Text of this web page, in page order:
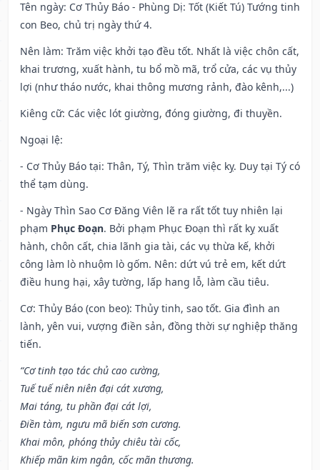
Tên ngày: Cơ Thủy Báo - Phùng Dị: Tốt (Kiết Tú) Tướng tinh
con Beo, chủ trị ngày thứ 4.
Nên làm: Trăm việc khởi tạo đều tốt. Nhất là việc chôn cất,
khai trương, xuất hành, tu bổ mồ mã, trổ cửa, các vụ thủy
lợi (như tháo nước, khai thông mương rảnh, đào kênh,...)
Kiêng cữ: Các việc lót giường, đóng giường, đi thuyền.
Ngoại lệ:
- Cơ Thủy Báo tại: Thân, Tý, Thìn trăm việc kỵ. Duy tại Tý có
thể tạm dùng.
- Ngày Thìn Sao Cơ Đăng Viên lẽ ra rất tốt tuy nhiên lại
phạm Phục Đoạn. Bởi phạm Phục Đoạn thì rất kỵ xuất
hành, chôn cất, chia lãnh gia tài, các vụ thừa kế, khởi
công làm lò nhuộm lò gốm. Nên: dứt vú trẻ em, kết dứt
điều hung hại, xây tường, lấp hang lỗ, làm cầu tiêu.
Cơ: Thủy Báo (con beo): Thủy tinh, sao tốt. Gia đình an
lành, yên vui, vượng điền sản, đồng thời sự nghiệp thăng
tiến.
“Cơ tinh tạo tác chủ cao cường,
Tuế tuế niên niên đại cát xương,
Mai táng, tu phần đại cát lợi,
Điền tàm, ngưu mã biến sơn cương.
Khai môn, phóng thủy chiêu tài cốc,
Khiếp mãn kim ngân, cốc mãn thương.